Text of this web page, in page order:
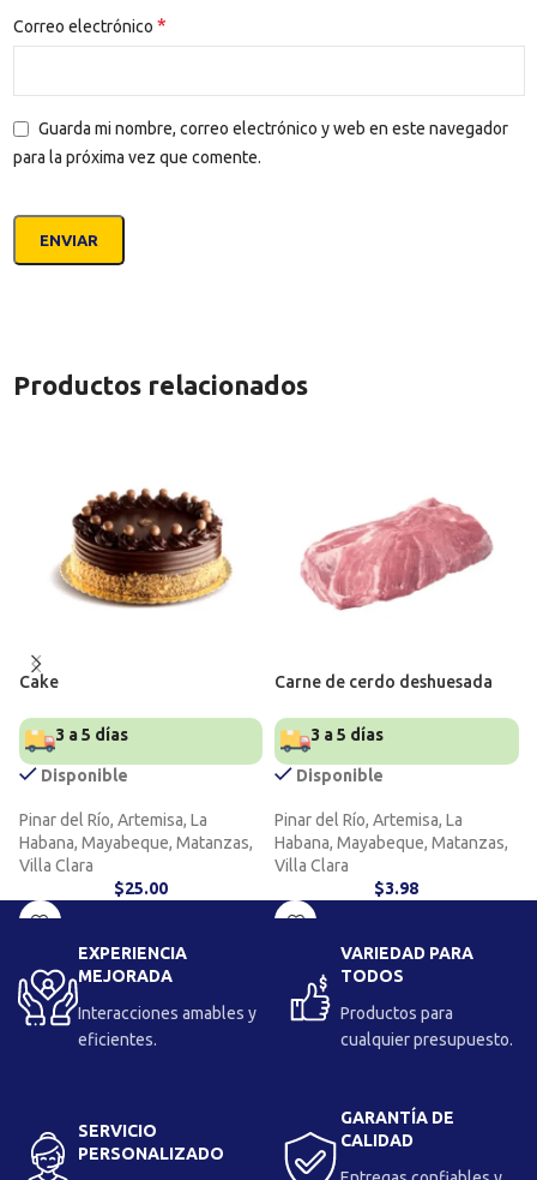
Correo electrónico *
Guarda mi nombre, correo electrónico y web en este navegador
para la próxima vez que comente.
Productos relacionados
Cake
3 a 5 días
Disponible
Pinar del Río, Artemisa, La
Habana, Mayabeque, Matanzas,
Villa Clara
$25.00
Carne de cerdo deshuesada
3 a 5 días
Disponible
Pinar del Río, Artemisa, La
Habana, Mayabeque, Matanzas,
Villa Clara
$3.98
EXPERIENCIA
MEJORADA
Interacciones amables y
eficientes.
VARIEDAD PARA
TODOS
Productos para
cualquier presupuesto.
SERVICIO
PERSONALIZADO
GARANTÍA DE
CALIDAD